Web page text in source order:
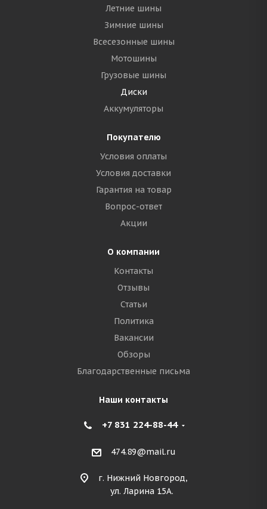
Летние шины
Зимние шины
Всесезонные шины
Мотошины
Грузовые шины
Диски
Аккумуляторы
Покупателю
Условия оплаты
Условия доставки
Гарантия на товар
Вопрос-ответ
Акции
О компании
Контакты
Отзывы
Статьи
Политика
Вакансии
Обзоры
Благодарственные письма
Наши контакты
+7 831 224-88-44
474.89@mail.ru
г. Нижний Новгород,
ул. Ларина 15А.